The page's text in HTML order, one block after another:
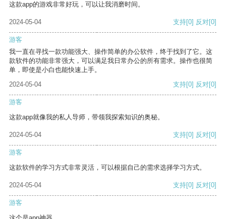
这款app的游戏非常好玩，可以让我消磨时间。
2024-05-04 支持[0] 反对[0]
游客
我一直在寻找一款功能强大、操作简单的办公软件，终于找到了它。这
款软件的功能非常强大，可以满足我日常办公的所有需求。操作也很简
单，即使是小白也能快速上手。
2024-05-04
支持[0] 反对[0]
游客
这款app就像我的私人导师，带领我探索知识的奥秘。
2024-05-04 支持[0] 反对[0]
游客
这款软件的学习方式非常灵活，可以根据自己的需求选择学习方式。
2024-05-04 支持[0] 反对[0]
游客